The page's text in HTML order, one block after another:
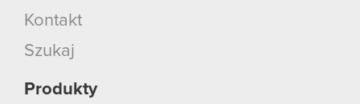
Kontakt
Szukaj
Produkty